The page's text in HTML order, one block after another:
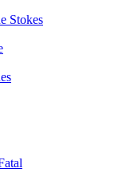
Stokes